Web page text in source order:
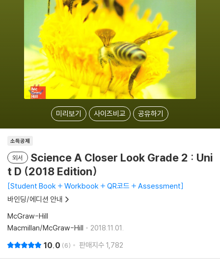
미리보기 사이즈비교 공유하기
소득공제
외서
Science A Closer Look Grade 2 : Uni
t D (2018 Edition)
Student Book + Workbook + QR코드 + Assessment
바인딩/에디션 안내
McGraw-Hill
Macmillan/McGraw-Hill
2018.11.01.
10.0 6 판매지수 1,782